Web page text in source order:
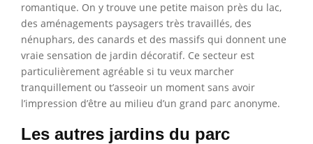
romantique. On y trouve une petite maison près du lac,
des aménagements paysagers très travaillés, des
nénuphars, des canards et des massifs qui donnent une
vraie sensation de jardin décoratif. Ce secteur est
particulièrement agréable si tu veux marcher
tranquillement ou t’asseoir un moment sans avoir
l’impression d’être au milieu d’un grand parc anonyme.
Les autres jardins du parc